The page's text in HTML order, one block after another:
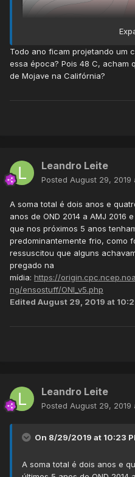
Todo ano ficam projetando um
essa época? Pois 48 C, acham
de Mojave na Califórnia?
Leandro Leite
Posted August 29, 2019
A soma total é dois anos e
anos de OND 2014 a AMJ 2016
que nos próximos 5 anos
predominantemente frio, como
ressuscitou que alguns
pregado na
mídia: https://
ng/ensostuff/ONI_v5.php
Edited August 29, 2019 at
Leandro Leite
Posted August 29, 2019
On 8/29/2019 at 10:23
A soma total é dois anos e